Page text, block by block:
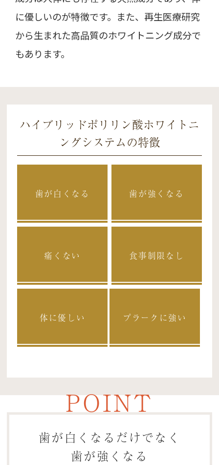
に優しいのが特徴です。また、再生医療研究
から生まれた高品質のホワイトニング成分で
もあります。
ハイブリッドポリリン酸ホワイトニ
ングシステムの特徴
歯が白くなる 歯が強くなる
痛くない 食事制限なし
体に優しい プラークに強い
POINT
歯が白くなるだけでなく
歯が強くなる